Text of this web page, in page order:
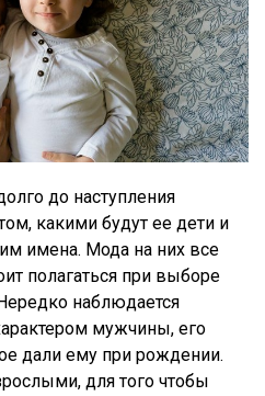
до наступления
какими будут ее дети и
имена. Мода на них все
полагаться при выборе
наблюдается
мужчины, его
дали ему при рождении.
для того чтобы